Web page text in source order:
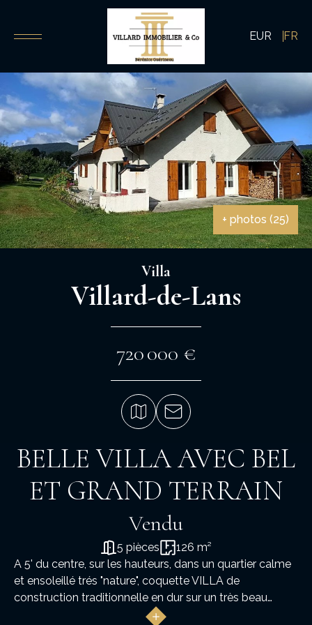
EUR FR
+ photos (25)
Villa
Villard-de-Lans
720 000 €
BELLE VILLA AVEC BEL
ET GRAND TERRAIN
Vendu
5 pièces
126 m²
A 5' du centre, sur les hauteurs, dans un quartier calme
et ensoleillé trés "nature", coquette VILLA de
construction traditionnelle en dur sur un très beau
TERRAIN de 1 710 M2 paysagé ... Elle comprend au rez